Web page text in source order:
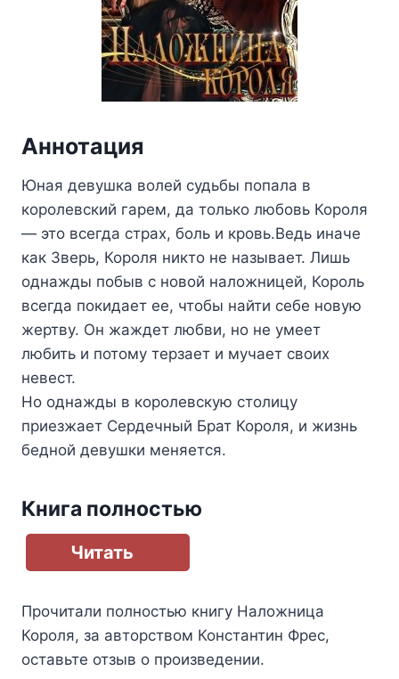
Аннотация
Юная девушка волей судьбы попала в
королевский гарем, да только любовь Короля
— это всегда страх, боль и кровь.Ведь иначе
как Зверь, Короля никто не называет. Лишь
однажды побыв с новой наложницей, Король
всегда покидает ее, чтобы найти себе новую
жертву. Он жаждет любви, но не умеет
любить и потому терзает и мучает своих
невест.
Но однажды в королевскую столицу
приезжает Сердечный Брат Короля, и жизнь
бедной девушки меняется.
Книга полностью
Читать
Прочитали полностью книгу Наложница
Короля, за авторством Константин Фрес,
оставьте отзыв о произведении.